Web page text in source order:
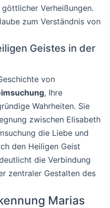
Verheißungen.
zum Verständnis von
Geistes in der
von
, Ihre
Wahrheiten. Sie
zwischen Elisabeth
die Liebe und
den Heiligen Geist
die Verbindung
zentraler Gestalten des
Marias